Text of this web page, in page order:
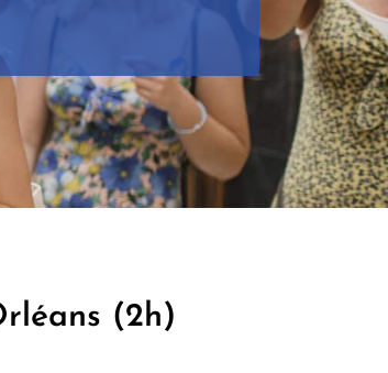
(2h)